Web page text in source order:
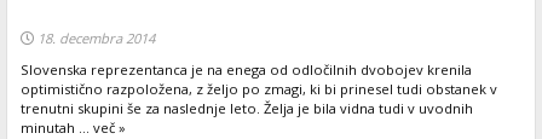
18. decembra 2014
Slovenska reprezentanca je na enega od odločilnih dvobojev krenila
optimistično razpoložena, z željo po zmagi, ki bi prinesel tudi obstanek v
trenutni skupini še za naslednje leto. Želja je bila vidna tudi v uvodnih
minutah ... več »